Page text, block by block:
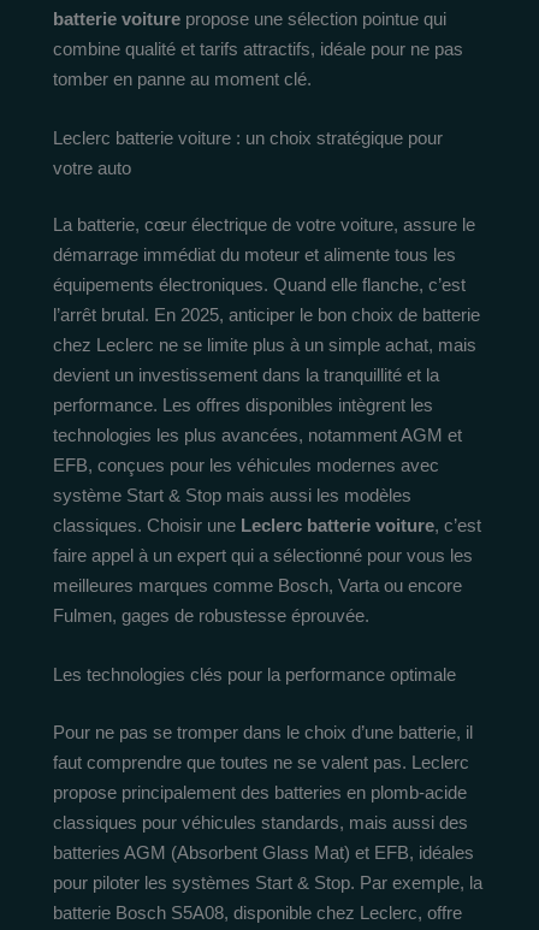
batterie voiture propose une sélection pointue qui
combine qualité et tarifs attractifs, idéale pour ne pas
tomber en panne au moment clé.
Leclerc batterie voiture : un choix stratégique pour
votre auto
La batterie, cœur électrique de votre voiture, assure le
démarrage immédiat du moteur et alimente tous les
équipements électroniques. Quand elle flanche, c’est
l’arrêt brutal. En 2025, anticiper le bon choix de batterie
chez Leclerc ne se limite plus à un simple achat, mais
devient un investissement dans la tranquillité et la
performance. Les offres disponibles intègrent les
technologies les plus avancées, notamment AGM et
EFB, conçues pour les véhicules modernes avec
système Start & Stop mais aussi les modèles
classiques. Choisir une Leclerc batterie voiture, c’est
faire appel à un expert qui a sélectionné pour vous les
meilleures marques comme Bosch, Varta ou encore
Fulmen, gages de robustesse éprouvée.
Les technologies clés pour la performance optimale
Pour ne pas se tromper dans le choix d’une batterie, il
faut comprendre que toutes ne se valent pas. Leclerc
propose principalement des batteries en plomb-acide
classiques pour véhicules standards, mais aussi des
batteries AGM (Absorbent Glass Mat) et EFB, idéales
pour piloter les systèmes Start & Stop. Par exemple, la
batterie Bosch S5A08, disponible chez Leclerc, offre